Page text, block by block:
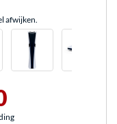
afwijken.